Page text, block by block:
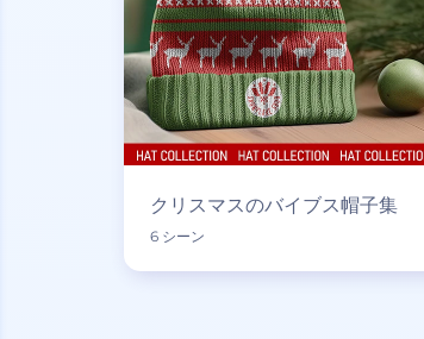
クリスマスのバイブス帽子集
6 シーン